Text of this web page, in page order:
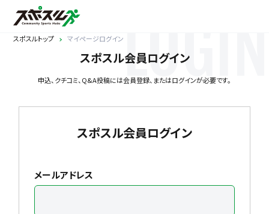
スポスルトップ マイページログイン
スポスル会員ログイン
申込、クチコミ、Q&A投稿には会員登録、またはログインが必要です。
LOGIN
スポスル会員ログイン
メールアドレス